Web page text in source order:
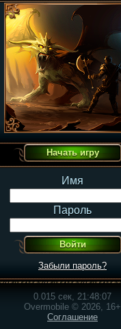
Имя
Пароль
Забыли пароль?
0.015 сек, 21:48:07
Overmobile © 2026, 16+
Соглашение